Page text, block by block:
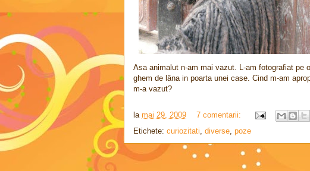
Asa animalut n-am mai vazut. L-am fotografiat pe
ghem de lâna in poarta unei case. Cind m-am
m-a vazut?
la mai 29, 2009
7 comentarii:
Etichete: curiozitati, diverse, poze